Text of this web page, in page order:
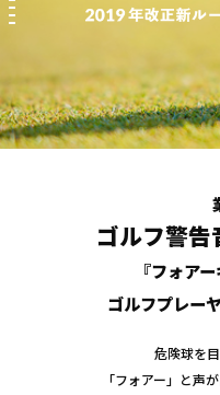
ゴルフ警
『フォア
ゴルフプレー
危険球を
「フォアー」と声